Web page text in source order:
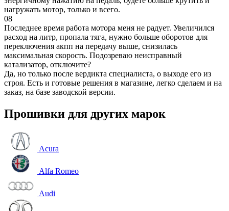
нагружать мотор, только и всего.
08
Последнее время работа мотора меня не радует. Увеличился
расход на литр, пропала тяга, нужно больше оборотов для
переключения акпп на передачу выше, снизилась
максимальная скорость. Подозреваю неисправный
катализатор, отключите?
Да, но только после вердикта специалиста, о выходе его из
строя. Есть и готовые решения в магазине, легко сделаем и на
заказ, на базе заводской версии.
Прошивки для других марок
Acura
Alfa Romeo
Audi